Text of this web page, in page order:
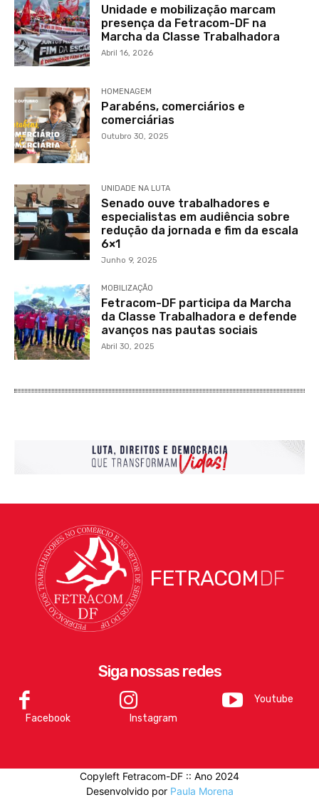
Unidade e mobilização marcam
presença da Fetracom-DF na
Marcha da Classe Trabalhadora
Abril 16, 2026
HOMENAGEM
Parabéns, comerciários e
comerciárias
Outubro 30, 2025
UNIDADE NA LUTA
Senado ouve trabalhadores e
especialistas em audiência sobre
redução da jornada e fim da escala
6×1
Junho 9, 2025
MOBILIZAÇÃO
Fetracom-DF participa da Marcha
da Classe Trabalhadora e defende
avanços nas pautas sociais
Abril 30, 2025
FETRACOMDF
Siga nossas redes
Facebook Instagram
Youtube
Copyleft Fetracom-DF :: Ano 2024
Desenvolvido por Paula Morena